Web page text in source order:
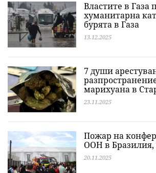
Властите в Газа
хуманитарна
бурята в Газа
13.12.2025
7 души
марихуана в
23.11.2025
Пожар на
ООН в Бразилия,
20.11.2025